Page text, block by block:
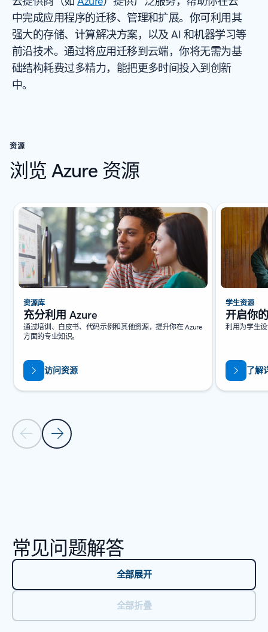
中完成应用程序的迁移、管理和扩展。你可利用其
强大的存储、计算解决方案，以及 AI 和机器学习等
前沿技术。通过将应用迁移到云端，你将无需为基
础结构耗费过多精力，能把更多时间投入到创新
中。
资源
浏览 Azure 资源
已显示新幻灯片
上一张幻灯片下一张幻灯片
资源库
充分利用 Azure
通过培训、白皮书、代码示例和其他资源，提升你在 Azure
方面的专业知识。
访问资源
学生资源
开启你
利用为学生
了解
常见问题解答
全部展开
全部折叠